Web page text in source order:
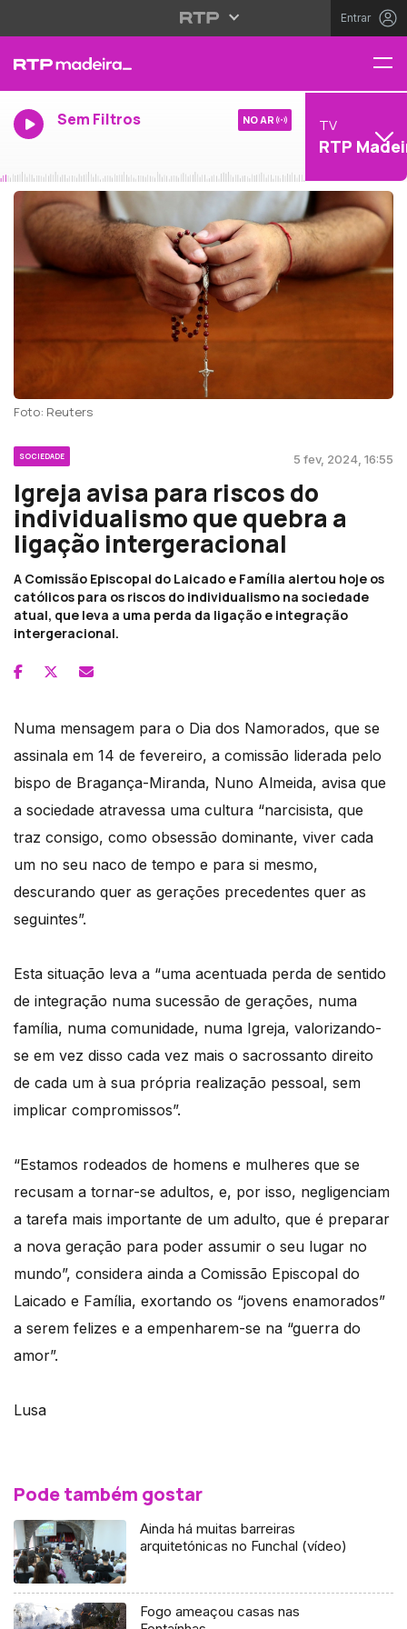
Entrar
Sem Filtros NO AR TV
RTP
Foto: Reuters
SOCIEDADE 5 fev, 2024, 16:55
Igreja avisa para riscos do
individualismo que quebra a
ligação intergeracional
A Comissão Episcopal do Laicado e Família alertou hoje os
católicos para os riscos do individualismo na sociedade
atual, que leva a uma perda da ligação e integração
intergeracional.
Numa mensagem para o Dia dos Namorados, que se
assinala em 14 de fevereiro, a comissão liderada pelo
bispo de Bragança-Miranda, Nuno Almeida, avisa que
a sociedade atravessa uma cultura “narcisista, que
traz consigo, como obsessão dominante, viver cada
um no seu naco de tempo e para si mesmo,
descurando quer as gerações precedentes quer as
seguintes”.
Esta situação leva a “uma acentuada perda de sentido
de integração numa sucessão de gerações, numa
família, numa comunidade, numa Igreja, valorizando-
se em vez disso cada vez mais o sacrossanto direito
de cada um à sua própria realização pessoal, sem
implicar compromissos”.
“Estamos rodeados de homens e mulheres que se
recusam a tornar-se adultos, e, por isso, negligenciam
a tarefa mais importante de um adulto, que é preparar
a nova geração para poder assumir o seu lugar no
mundo”, considera ainda a Comissão Episcopal do
Laicado e Família, exortando os “jovens enamorados”
a serem felizes e a empenharem-se na “guerra do
amor”.
Lusa
Pode também gostar
Ainda há muitas barreiras
arquitetónicas no Funchal (vídeo)
Fogo ameaçou casas nas